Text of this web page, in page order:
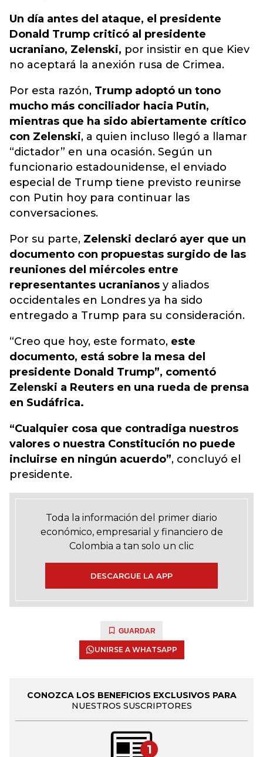
Un día antes del ataque, el presidente
Donald Trump criticó al presidente
ucraniano, Zelenski, por insistir en que Kiev
no aceptará la anexión rusa de Crimea.
Por esta razón, Trump adoptó un tono
mucho más conciliador hacia Putin,
mientras que ha sido abiertamente crítico
con Zelenski, a quien incluso llegó a llamar
“dictador” en una ocasión. Según un
funcionario estadounidense, el enviado
especial de Trump tiene previsto reunirse
con Putin hoy para continuar las
conversaciones.
Por su parte, Zelenski declaró ayer que un
documento con propuestas surgido de las
reuniones del miércoles entre
representantes ucranianos y aliados
occidentales en Londres ya ha sido
entregado a Trump para su consideración.
“Creo que hoy, este formato, este
documento, está sobre la mesa del
presidente Donald Trump”, comentó
Zelenski a Reuters en una rueda de prensa
en Sudáfrica.
“Cualquier cosa que contradiga nuestros
valores o nuestra Constitución no puede
incluirse en ningún acuerdo”, concluyó el
presidente.
Toda la información del primer diario
económico, empresarial y financiero de
Colombia a tan solo un clic
DESCARGUE LA APP
GUARDAR
UNIRSE A WHATSAPP
CONOZCA LOS BENEFICIOS EXCLUSIVOS PARA
NUESTROS SUSCRIPTORES
1